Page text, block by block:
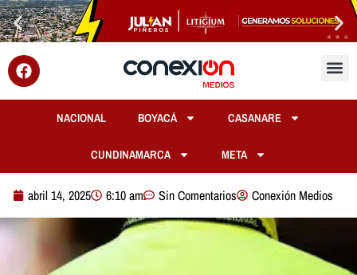
NACIONAL BOYACÁ CASANARE
CUNDINAMARCA META
abril 14, 2025 6:10 am Sin Comentarios Conexión Medios